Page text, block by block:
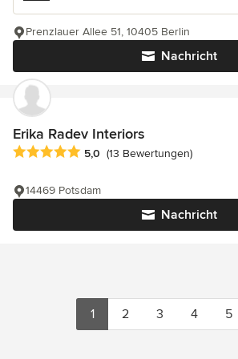
Nachricht
Prenzlauer Allee 51, 10405 Berlin
Erika Radev Interiors
Durchschnittliche Bewertung: 5 von 5
5,0 (13 Bewertungen)
Nachricht
14469 Potsdam
1 2 3 4 5